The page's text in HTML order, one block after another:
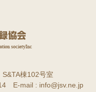
棟102号室
E-mail : info@jsv.ne.jp